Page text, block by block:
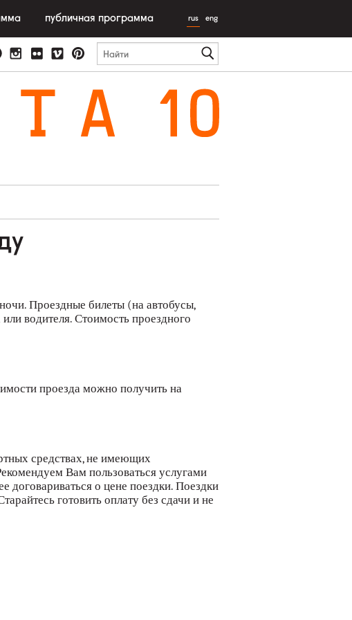
публичная программа rus eng
Проездные билеты (на автобусы,
водителя. Стоимость проездного
проезда можно получить на
средствах, не имеющих
Вам пользоваться услугами
договариваться о цене поездки. Поездки
готовить оплату без сдачи и не